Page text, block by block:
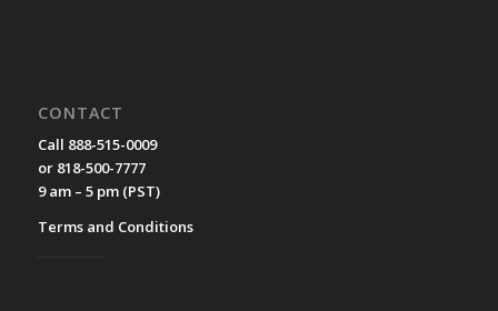
CONTACT
Call 888-515-0009
or 818-500-7777
9 am – 5 pm (PST)
Terms and Conditions